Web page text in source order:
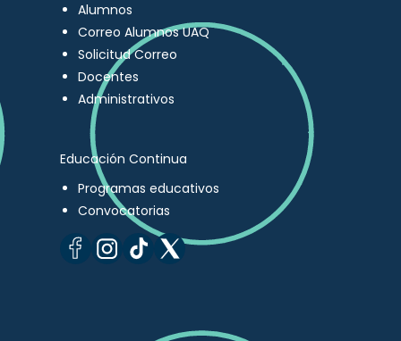
Alumnos
Correo Alumnos UAQ
Solicitud Correo
Docentes
Administrativos
Educación Continua
Programas educativos
Convocatorias